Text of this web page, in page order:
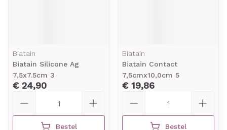
Biatain
Biatain Silicone Ag
7,5x7.5cm 3
€ 24,90
Bestel
Biatain
Biatain Contact
7,5cmx10,0cm 5
€ 19,86
Bestel